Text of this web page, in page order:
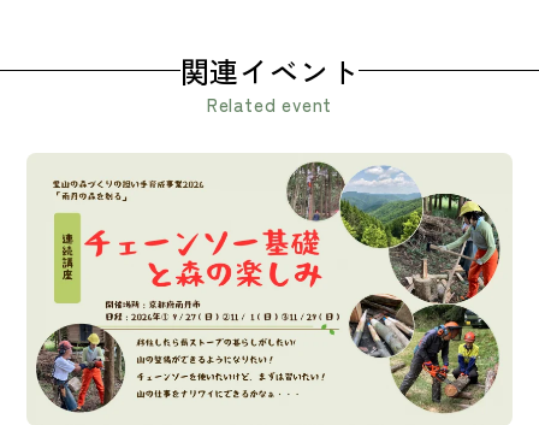
関連イベント
Related event